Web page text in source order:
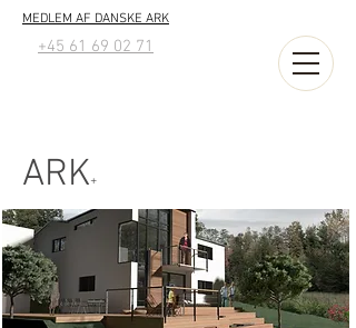
MEDLEM AF DANSKE ARK
+45 61 69 02 71
ARK+